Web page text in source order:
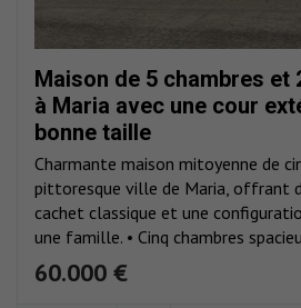
Maison de 5 chambres et
à Maria avec une cour
bonne taille
Charmante maison mitoyenne de
pittoresque ville de Maria, offrant
cachet classique et une
une famille. • Cinq chambres
60.000 €